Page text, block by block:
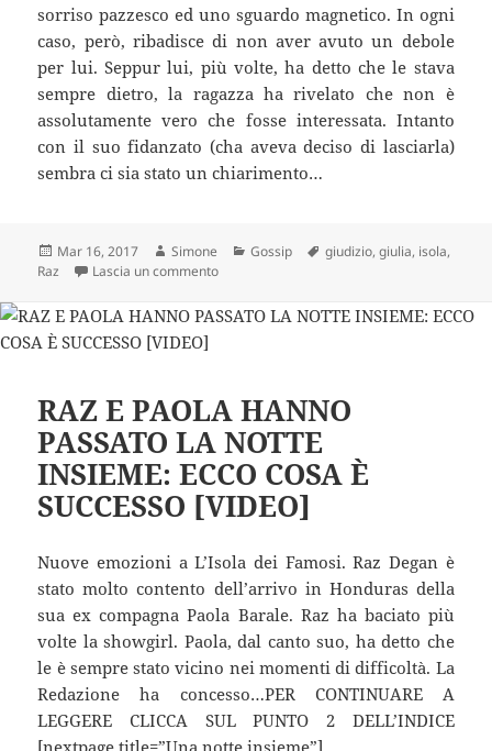
sorriso pazzesco ed uno sguardo magnetico. In ogni
caso, però, ribadisce di non aver avuto un debole
per lui. Seppur lui, più volte, ha detto che le stava
sempre dietro, la ragazza ha rivelato che non è
assolutamente vero che fosse interessata. Intanto
con il suo fidanzato (cha aveva deciso di lasciarla)
sembra ci sia stato un chiarimento…
Scritto
il
Mar 16, 2017 Autore
Simone Categorie
Gossip Tag
giudizio,giulia, isola,
Raz
Lascia un commentosu Raz Degan, Giulia Calcaterra cambia
RAZ E PAOLA HANNO
PASSATO LA NOTTE
INSIEME: ECCO COSA È
SUCCESSO [VIDEO]
Nuove emozioni a L’Isola dei Famosi. Raz Degan è
stato molto contento dell’arrivo in Honduras della
sua ex compagna Paola Barale. Raz ha baciato più
volte la showgirl. Paola, dal canto suo, ha detto che
le è sempre stato vicino nei momenti di difficoltà. La
Redazione ha concesso…PER CONTINUARE A
LEGGERE CLICCA SUL PUNTO 2 DELL’INDICE
[nextpage title=”Una notte insieme”]